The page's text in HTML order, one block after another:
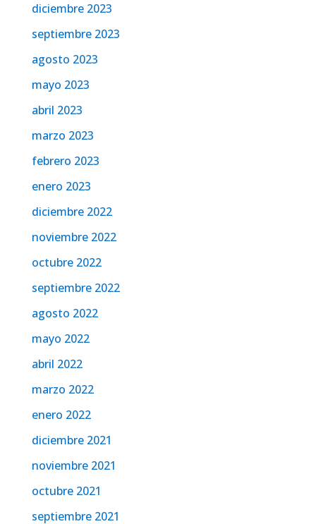
diciembre 2023
septiembre 2023
agosto 2023
mayo 2023
abril 2023
marzo 2023
febrero 2023
enero 2023
diciembre 2022
noviembre 2022
octubre 2022
septiembre 2022
agosto 2022
mayo 2022
abril 2022
marzo 2022
enero 2022
diciembre 2021
noviembre 2021
octubre 2021
septiembre 2021